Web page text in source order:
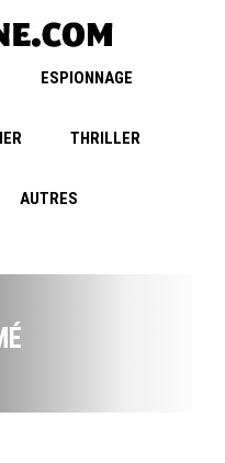
ESPIONNAGE
THRILLER
AUTRES